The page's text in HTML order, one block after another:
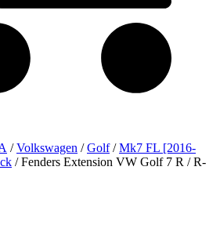
/Volkswagen /Golf/Mk7 FL [2016-
/ Fenders Extension VW Golf 7 R / R-